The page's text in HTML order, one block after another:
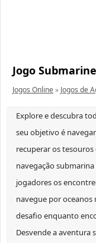
Jogo
Jogos Online» Jogos de
Explore e descubra
seu objetivo é
recuperar os tesouros
navegação
jogadores os
navegue por oceanos
desafio enquanto
Desvende a aventura